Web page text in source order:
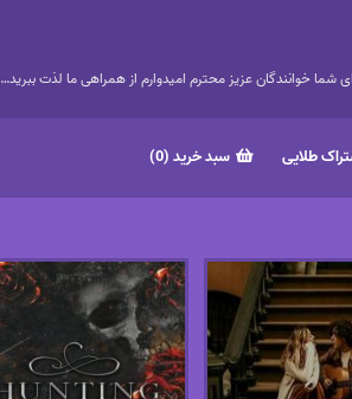
خوانندگان عزیز محترم امیدوارم از همراهی ما لذت ببرید…
طلایی سبد خرید (0)